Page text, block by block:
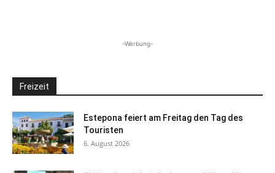
-Werbung-
Freizeit
Estepona feiert am Freitag den Tag des
Touristen
6. August 2026